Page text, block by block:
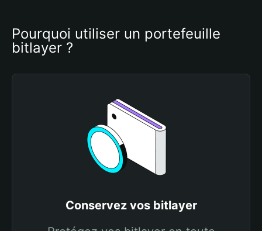
Pourquoi utiliser un portefeuille
bitlayer ?
Conservez vos bitlayer